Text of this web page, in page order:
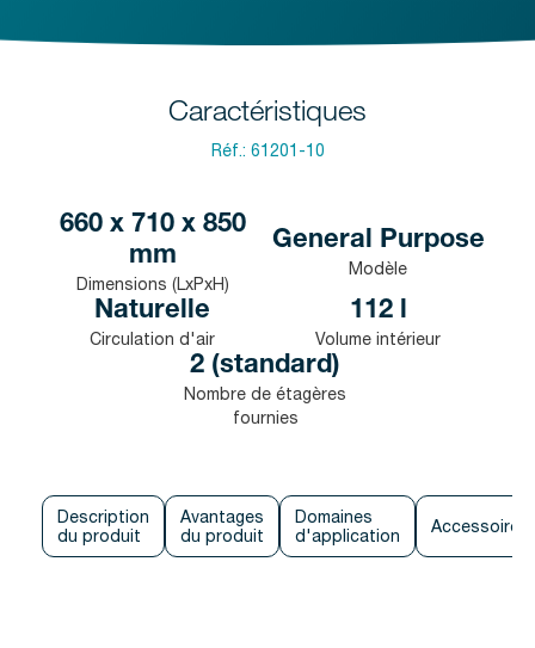
Caractéristiques
Réf.: 61201-10
660 x 710 x 850
mm
Dimensions (LxPxH)
General Purpose
Modèle
Naturelle
Circulation d'air
112 l
Volume intérieur
2 (standard)
Nombre de étagères
fournies
Description
du produit
Avantages
du produit
Domaines
d'application
Accessoires